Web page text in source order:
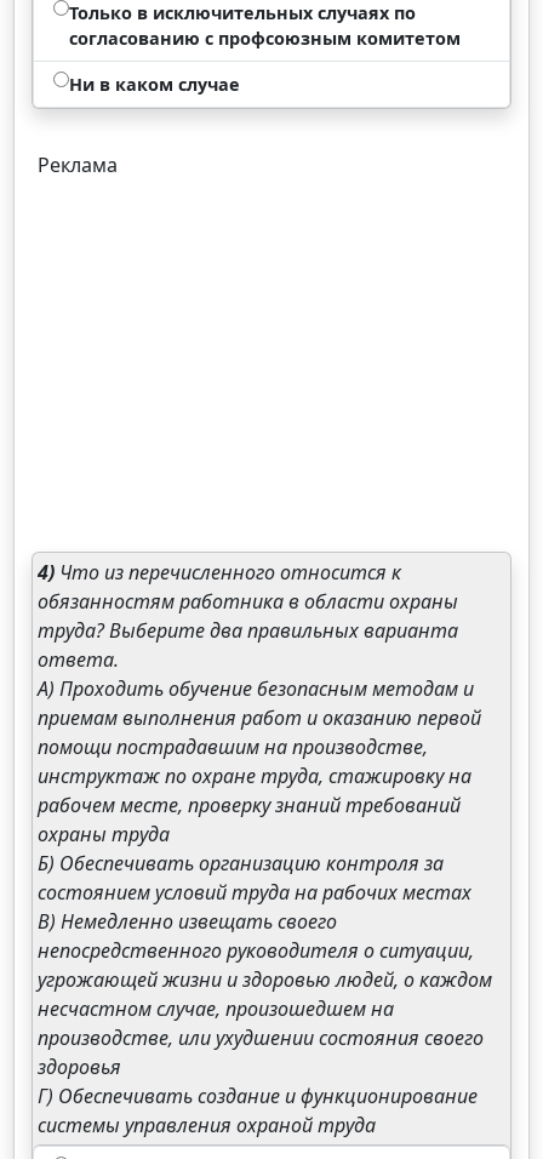
Только в исключительных случаях по
согласованию с профсоюзным комитетом
Ни в каком случае
Реклама
4) Что из перечисленного относится к
обязанностям работника в области охраны
труда? Выберите два правильных варианта
ответа.
А) Проходить обучение безопасным методам и
приемам выполнения работ и оказанию первой
помощи пострадавшим на производстве,
инструктаж по охране труда, стажировку на
рабочем месте, проверку знаний требований
охраны труда
Б) Обеспечивать организацию контроля за
состоянием условий труда на рабочих местах
В) Немедленно извещать своего
непосредственного руководителя о ситуации,
угрожающей жизни и здоровью людей, о каждом
несчастном случае, произошедшем на
производстве, или ухудшении состояния своего
здоровья
Г) Обеспечивать создание и функционирование
системы управления охраной труда